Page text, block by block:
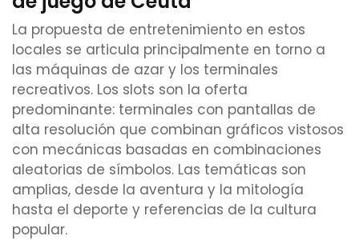
La propuesta de entretenimiento en estos
locales se articula principalmente en torno a
las máquinas de azar y los terminales
recreativos. Los slots son la oferta
predominante: terminales con pantallas de
alta resolución que combinan gráficos vistosos
con mecánicas basadas en combinaciones
aleatorias de símbolos. Las temáticas son
amplias, desde la aventura y la mitología
hasta el deporte y referencias de la cultura
popular.